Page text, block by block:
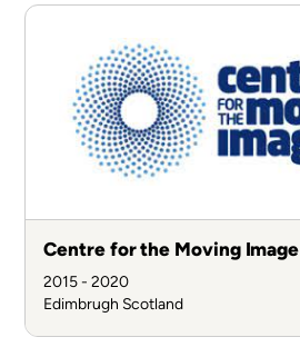
Centre for the Moving Image
2015 - 2020
Edimbrugh Scotland